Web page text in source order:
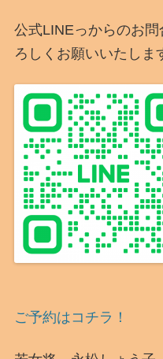
公式LINEっからのお
ろしくお願いいたしま
ご予約はコチラ！